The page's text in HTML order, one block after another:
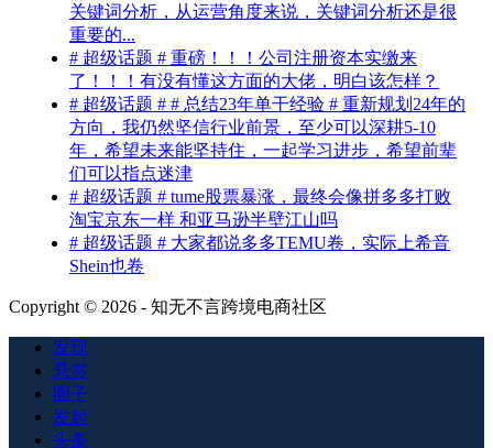
关键词分析，从运营角度来说，关键词分析还是很
重要的...
# 超级话题 # 重磅！！！公司注册资本实缴来
了！！！有没有懂这方面的大佬，明白该怎样？
# 超级话题 # # 总结23年单干经验 # 重新规划24年的
方向，我仍然坚信行业前景，至少可以深耕5-10
年，希望未来能坚持住，一起学习进步，希望前辈
们可以指点迷津
# 超级话题 # tume股票暴涨，最终会像拼多多打败
淘宝京东一样 和亚马逊半壁江山吗
# 超级话题 # 大家都说多多TEMU卷，实际上希音
Shein也卷
Copyright © 2026 - 知无不言跨境电商社区
发现
悬赏
圈子
发起
头条